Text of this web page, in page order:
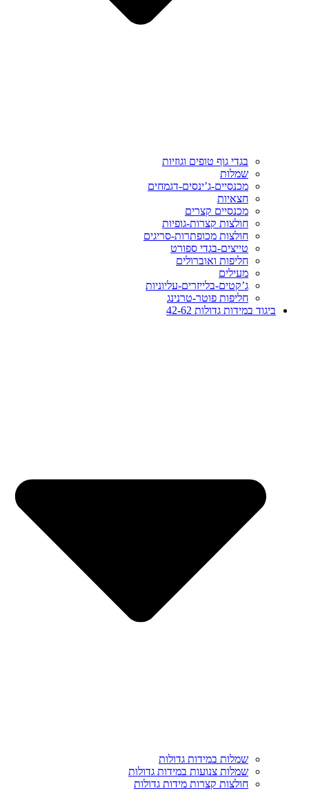
בגדי גוף טופים וגוזיות
שמלות
מכנסיים-ג’ינסים-דגמחים
חצאיות
מכנסיים קצרים
חולצות קצרות-גופיות
חולצות מכופתרות-סריגים
טייצים-בגדי ספורט
חליפות ואוברולים
מעילים
ג’קטים-בלייזרים-עליוניות
חליפות פוטר-טרנינג
ביגוד במידות גדולות 42-62
שמלות במידות גדולות
שמלות צנועות במידות גדולות
חולצות קצרות מידות גדולות